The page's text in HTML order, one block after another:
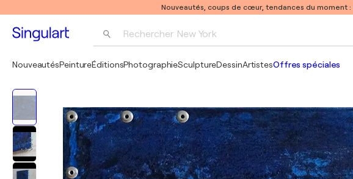
Nouveautés, coups de cœur, tendances du moment :
Rechercher New York
Pablo Picasso
NouveautésPeintureÉditionsPhotographieSculptureDessinArtistesOffres spéciales